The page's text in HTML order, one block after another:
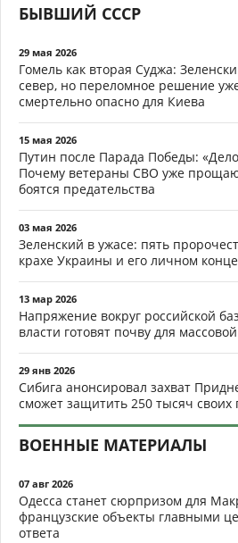
БЫВШИЙ СССР
29 мая 2026
Гомель как вторая Суджа:
север, но переломное решение
смертельно опасно для Киева
15 мая 2026
Путин после Парада Победы:
Почему ветераны СВО уже
боятся предательства
03 мая 2026
Зеленский в ужасе: пять
крахе Украины и его личном
13 мар 2026
Напряжение вокруг российской
власти готовят почву для
29 янв 2026
Сибига анонсировал захват
сможет защитить 250 тысяч своих
ВОЕННЫЕ МАТЕРИАЛЫ
07 авг 2026
Одесса станет сюрпризом для
французские объекты главными
ответа